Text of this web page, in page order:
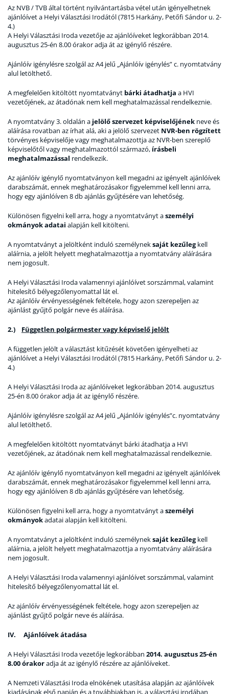
Az NVB / TVB által történt nyilvántartásba vétel után igényelhetnek
ajánlóívet a Helyi Választási Irodától (7815 Harkány, Petőfi Sándor u. 2-
4.)
A Helyi Választási Iroda vezetője az ajánlóíveket legkorábban 2014.
augusztus 25-én 8.00 órakor adja át az igénylő részére.
Ajánlóív igénylésre szolgál az A4 jelű „Ajánlóív igénylés” c. nyomtatvány
alul letölthető.
A megfelelően kitöltött nyomtatványt bárki átadhatja a HVI
vezetőjének, az átadónak nem kell meghatalmazással rendelkeznie.
A nyomtatvány 3. oldalán a jelölő szervezet képviselőjének neve és
aláírása rovatban az írhat alá, aki a jelölő szervezet NVR-ben rögzített
törvényes képviselője vagy meghatalmazottja az NVR-ben szereplő
képviselőtől vagy meghatalmazottól származó, írásbeli
meghatalmazással rendelkezik.
Az ajánlóív igénylő nyomtatványon kell megadni az igényelt ajánlóívek
darabszámát, ennek meghatározásakor figyelemmel kell lenni arra,
hogy egy ajánlóíven 8 db ajánlás gyűjtésére van lehetőség.
Különösen figyelni kell arra, hogy a nyomtatványt aszemélyi
okmányok adatai alapján kell kitölteni.
A nyomtatványt a jelöltként induló személyneksaját kezűlegkell
aláírnia, a jelölt helyett meghatalmazottja a nyomtatvány aláírására
nem jogosult.
A Helyi Választási Iroda valamennyi ajánlóívet sorszámmal, valamint
hitelesítő bélyegzőlenyomattal lát el.
Az ajánlóív érvényességének feltétele, hogy azon szerepeljen az
ajánlást gyűjtő polgár neve és aláírása.
2.) Független polgármester vagy képviselő jelölt
A független jelölt a választást kitűzését követően igényelheti az
ajánlóívet a Helyi Választási Irodától (7815 Harkány, Petőfi Sándor u. 2-
4.)
A Helyi Választási Iroda az ajánlóíveket legkorábban 2014. augusztus
25-én 8.00 órakor adja át az igénylő részére.
Ajánlóív igénylésre szolgál az A4 jelű „Ajánlóív igénylés”c. nyomtatvány
alul letölthető.
A megfelelően kitöltött nyomtatványt bárki átadhatja a HVI
vezetőjének, az átadónak nem kell meghatalmazással rendelkeznie.
Az ajánlóív igénylő nyomtatványon kell megadni az igényelt ajánlóívek
darabszámát, ennek meghatározásakor figyelemmel kell lenni arra,
hogy egy ajánlóíven 8 db ajánlás gyűjtésére van lehetőség.
Különösen figyelni kell arra, hogy a nyomtatványt aszemélyi
okmányokadatai alapján kell kitölteni.
A nyomtatványt a jelöltként induló személyneksaját kezűlegkell
aláírnia, a jelölt helyett meghatalmazottja a nyomtatvány aláírására
nem jogosult.
A Helyi Választási Iroda valamennyi ajánlóívet sorszámmal, valamint
hitelesítő bélyegzőlenyomattal lát el.
Az ajánlóív érvényességének feltétele, hogy azon szerepeljen az
ajánlást gyűjtő polgár neve és aláírása.
IV. Ajánlóívek átadása
A Helyi Választási Iroda vezetője legkorábban 2014. augusztus 25-én
8.00 órakoradja át az igénylő részére az ajánlóíveket.
A Nemzeti Választási Iroda elnökének utasítása alapján az ajánlóívek
kiadásának első napján és a továbbiakban is, a választási irodában